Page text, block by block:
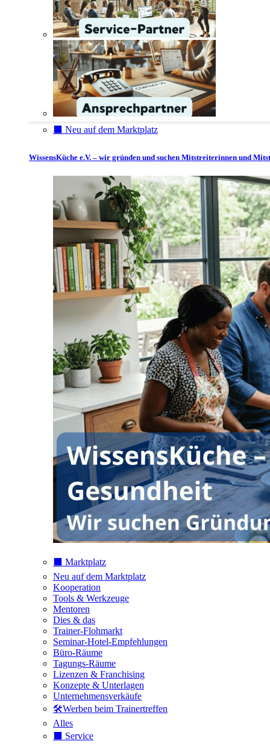
⬛️ Neu auf dem Marktplatz
WissensKüche e.V. – wir gründen und suchen Mitstreiterinnen und
⬛️ Marktplatz
Neu auf dem Marktplatz
Kooperation
Tools & Werkzeuge
Mentoren
Dies & das
Trainer-Flohmarkt
Seminar-Hotel-Empfehlungen
Büro-Räume
Tagungs-Räume
Lizenzen & Franchising
Konzepte & Unterlagen
Unternehmensverkäufe
🛠️Werben beim Trainertreffen
Alles
⬛️ Service